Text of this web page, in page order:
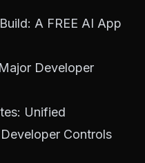
A FREE AI App
Developer
Unified
Controls